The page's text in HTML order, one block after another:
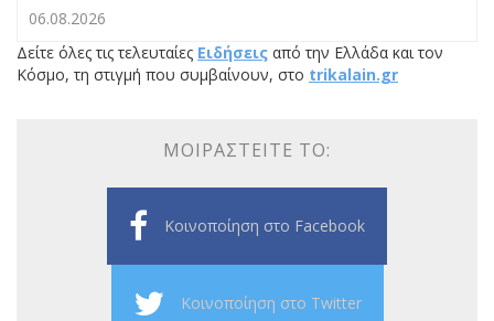
06.08.2026
Δείτε όλες τις τελευταίες Ειδήσεις από την Ελλάδα και τον
Κόσμο, τη στιγμή που συμβαίνουν, στο trikalain.gr
ΜΟΙΡΑΣΤΕΊΤΕ ΤΟ:
Κοινοποίηση στο Facebook
Κοινοποίηση στο Twitter